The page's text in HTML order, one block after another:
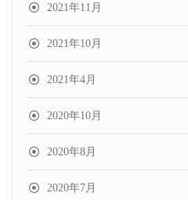
2021年11月
2021年10月
2021年4月
2020年10月
2020年8月
2020年7月